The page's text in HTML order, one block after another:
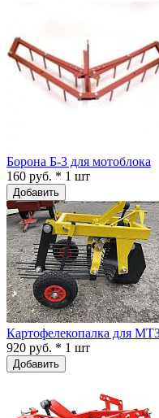
Борона Б-3 для мотоблока
160 руб. * 1 шт
Добавить
Картофелекопалка для
920 руб. * 1 шт
Добавить